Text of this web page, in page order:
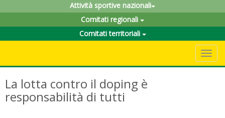
Attività sportive nazionali
Comitati regionali
Comitati territoriali
La lotta contro il doping è
responsabilità di tutti